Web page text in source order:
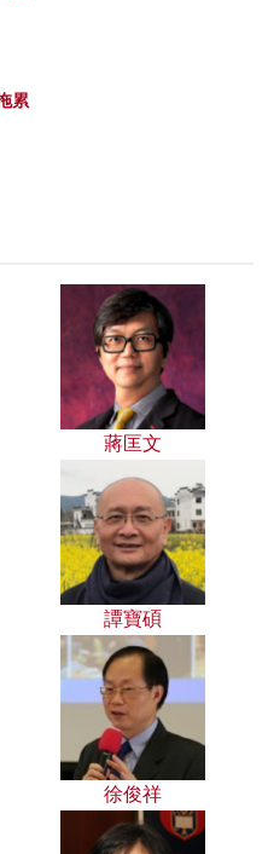
累
蔣匡文
譚寶碩
徐俊祥